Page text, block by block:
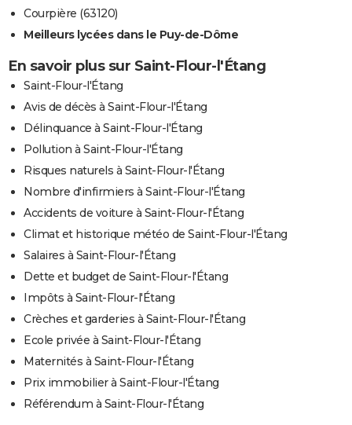
Courpière (63120)
Meilleurs lycées dans le Puy-de-Dôme
En savoir plus sur Saint-Flour-l'Étang
Saint-Flour-l'Étang
Avis de décès à Saint-Flour-l'Étang
Délinquance à Saint-Flour-l'Étang
Pollution à Saint-Flour-l'Étang
Risques naturels à Saint-Flour-l'Étang
Nombre d'infirmiers à Saint-Flour-l'Étang
Accidents de voiture à Saint-Flour-l'Étang
Climat et historique météo de Saint-Flour-l'Étang
Salaires à Saint-Flour-l'Étang
Dette et budget de Saint-Flour-l'Étang
Impôts à Saint-Flour-l'Étang
Crèches et garderies à Saint-Flour-l'Étang
Ecole privée à Saint-Flour-l'Étang
Maternités à Saint-Flour-l'Étang
Prix immobilier à Saint-Flour-l'Étang
Référendum à Saint-Flour-l'Étang